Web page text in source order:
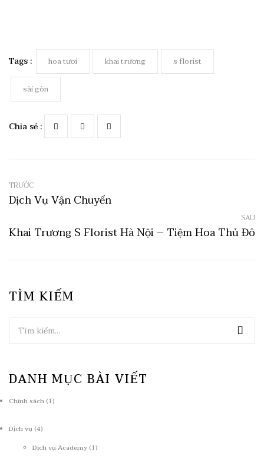
TÌM KIẾM
DANH MỤC BÀI VIẾT
Chính sách (1)
Dịch vụ (4)
Dịch vụ Academy (1)
Tags : hoa tươi khai trương s florist
sài gòn
Chia sẻ :
TRƯỚC
Dịch Vụ Vận Chuyển
SAU
Khai Trương S Florist Hà Nội – Tiệm Hoa Thủ Đô